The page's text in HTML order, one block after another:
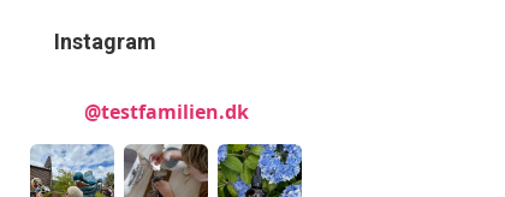
Instagram
@testfamilien.dk